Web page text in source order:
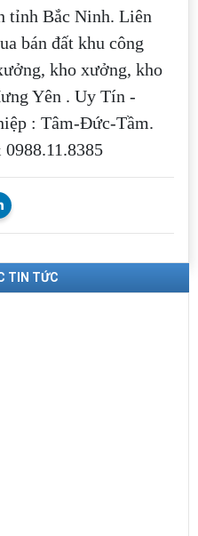
tỉnh Bắc Ninh. Liên
bán đất khu công
kho xưởng, kho
Yên . Uy Tín -
: Tâm-Đức-Tầm.
TIN TỨC